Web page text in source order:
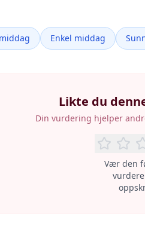
Enkel middag
Likte du
Din vurdering hjelper
Vær den